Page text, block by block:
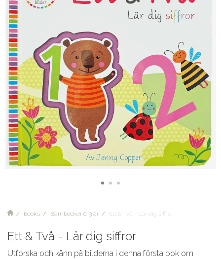
Books Barnböcker 0-3 år Ett & Två - Lär dig siffror
Ett & Två - Lär dig siffror
Utforska och känn på bilderna i denna första bok om